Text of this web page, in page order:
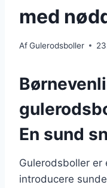
med
AfGulerodsboller
En sund
Gulerodsboller
introducere